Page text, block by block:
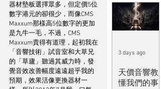
器材墊板選擇眾多，但定價5位
數字港元的卻很少，而像CMS
Maxxum那樣高5位數字的更加
是九牛一毛，不過，CMS
Maxxum貴得有道理，起初我在
「音響技術」試音室和大草兄
的「草廬」聽過其威力時，發
覺音效改善幅度遠遠超乎我的
預期，效果活像更換器材一
天價音響教
懂我們的事
3 days ago